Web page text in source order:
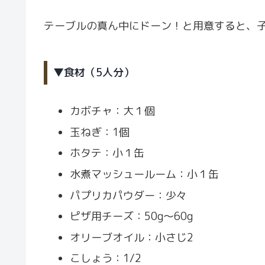
テーブルの真ん中にドーン！と用意すると、
▼食材（5人分）
カボチャ：大１個
玉ねぎ：1個
ホタテ：小１缶
水煮マッシュールーム：小１缶
パプリカパウダー：少々
ピザ用チーズ：50g〜60g
オリーブオイル：小さじ2
こしょう：1/2